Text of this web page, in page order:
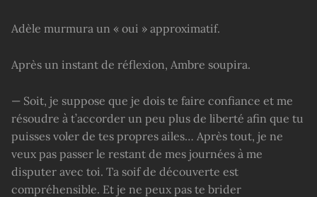
Adèle murmura un « oui » approximatif.
Après un instant de réflexion, Ambre soupira.
— Soit, je suppose que je dois te faire confiance et me
résoudre à t’accorder un peu plus de liberté afin que tu
puisses voler de tes propres ailes… Après tout, je ne
veux pas passer le restant de mes journées à me
disputer avec toi. Ta soif de découverte est
compréhensible. Et je ne peux pas te brider